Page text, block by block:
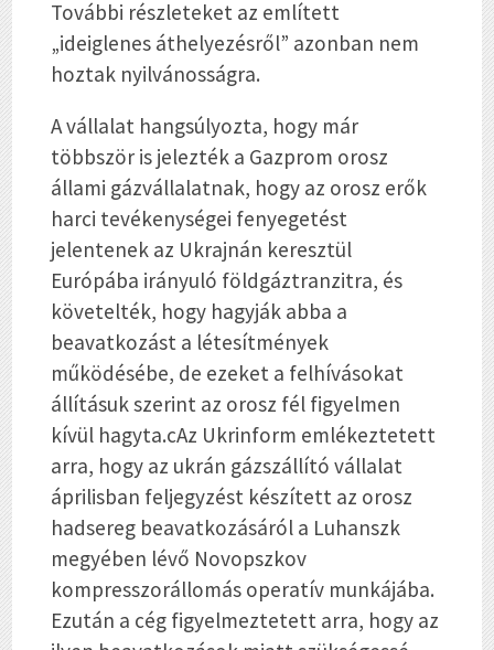
További részleteket az említett
„ideiglenes áthelyezésről” azonban nem
hoztak nyilvánosságra.
A vállalat hangsúlyozta, hogy már
többször is jelezték a Gazprom orosz
állami gázvállalatnak, hogy az orosz erők
harci tevékenységei fenyegetést
jelentenek az Ukrajnán keresztül
Európába irányuló földgáztranzitra, és
követelték, hogy hagyják abba a
beavatkozást a létesítmények
működésébe, de ezeket a felhívásokat
állításuk szerint az orosz fél figyelmen
kívül hagyta.cAz Ukrinform emlékeztetett
arra, hogy az ukrán gázszállító vállalat
áprilisban feljegyzést készített az orosz
hadsereg beavatkozásáról a Luhanszk
megyében lévő Novopszkov
kompresszorállomás operatív munkájába.
Ezután a cég figyelmeztetett arra, hogy az